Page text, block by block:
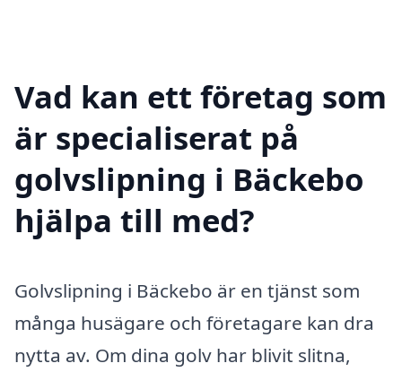
Vad kan ett företag som
är specialiserat på
golvslipning i Bäckebo
hjälpa till med?
Golvslipning i Bäckebo är en tjänst som
många husägare och företagare kan dra
nytta av. Om dina golv har blivit slitna,